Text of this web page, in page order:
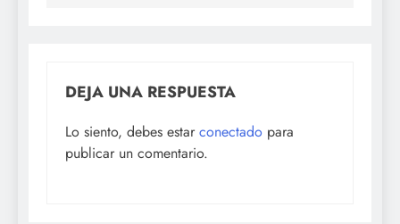
DEJA UNA RESPUESTA
Lo siento, debes estar conectado para
publicar un comentario.